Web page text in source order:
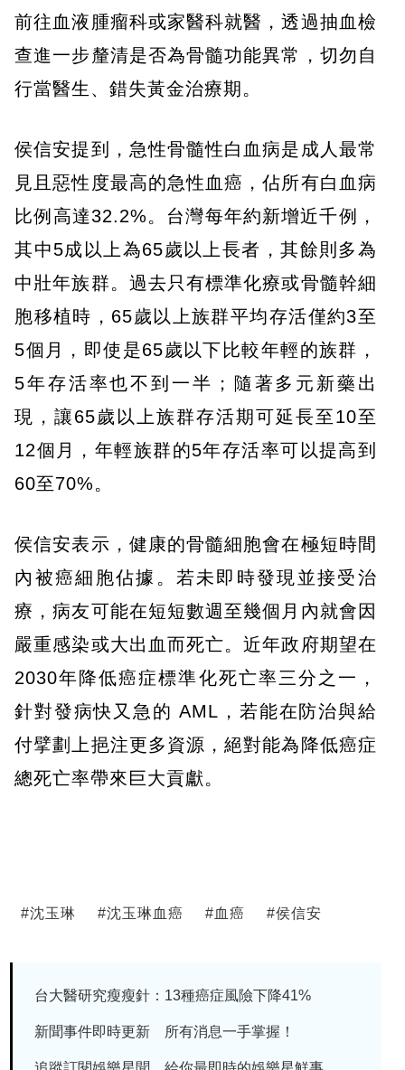
前往血液腫瘤科或家醫科就醫，透過抽血檢
查進一步釐清是否為骨髓功能異常，切勿自
行當醫生、錯失黃金治療期。
侯信安提到，急性骨髓性白血病是成人最常
見且惡性度最高的急性血癌，佔所有白血病
比例高達32.2%。台灣每年約新增近千例，
其中5成以上為65歲以上長者，其餘則多為
中壯年族群。過去只有標準化療或骨髓幹細
胞移植時，65歲以上族群平均存活僅約3至
5個月，即使是65歲以下比較年輕的族群，
5年存活率也不到一半；隨著多元新藥出
現，讓65歲以上族群存活期可延長至10至
12個月，年輕族群的5年存活率可以提高到
60至70%。
侯信安表示，健康的骨髓細胞會在極短時間
內被癌細胞佔據。若未即時發現並接受治
療，病友可能在短短數週至幾個月內就會因
嚴重感染或大出血而死亡。近年政府期望在
2030年降低癌症標準化死亡率三分之一，
針對發病快又急的 AML，若能在防治與給
付擘劃上挹注更多資源，絕對能為降低癌症
總死亡率帶來巨大貢獻。
#沈玉琳 #沈玉琳血癌 #血癌 #侯信安
台大醫研究瘦瘦針：13種癌症風險下降41%
新聞事件即時更新 所有消息一手掌握！